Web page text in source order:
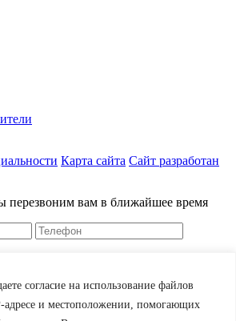
согласие на использование файлов
адресе и местоположении, помогающих
Карта сайта Сайт разработан
перезвоним вам в ближайшее время